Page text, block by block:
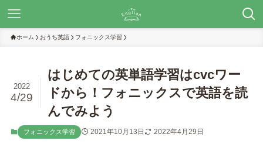
ホーム おうち英語 フォニックス学習
はじめての英単語学習はcvcワー
ドから！フォニックスで英語を読
んでみよう
2022
4/29
フォニックス学習 2021年10月13日 2022年4月29日